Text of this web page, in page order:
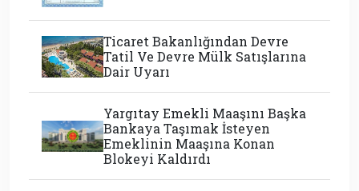
Ticaret Bakanlığından Devre
Tatil Ve Devre Mülk Satışlarına
Dair Uyarı
Yargıtay Emekli Maaşını Başka
Bankaya Taşımak İsteyen
Emeklinin Maaşına Konan
Blokeyi Kaldırdı